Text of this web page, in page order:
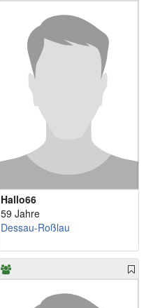
Hallo66
59 Jahre
Dessau-Roßlau